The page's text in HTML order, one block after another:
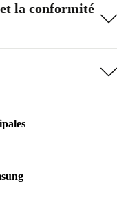
la conformité